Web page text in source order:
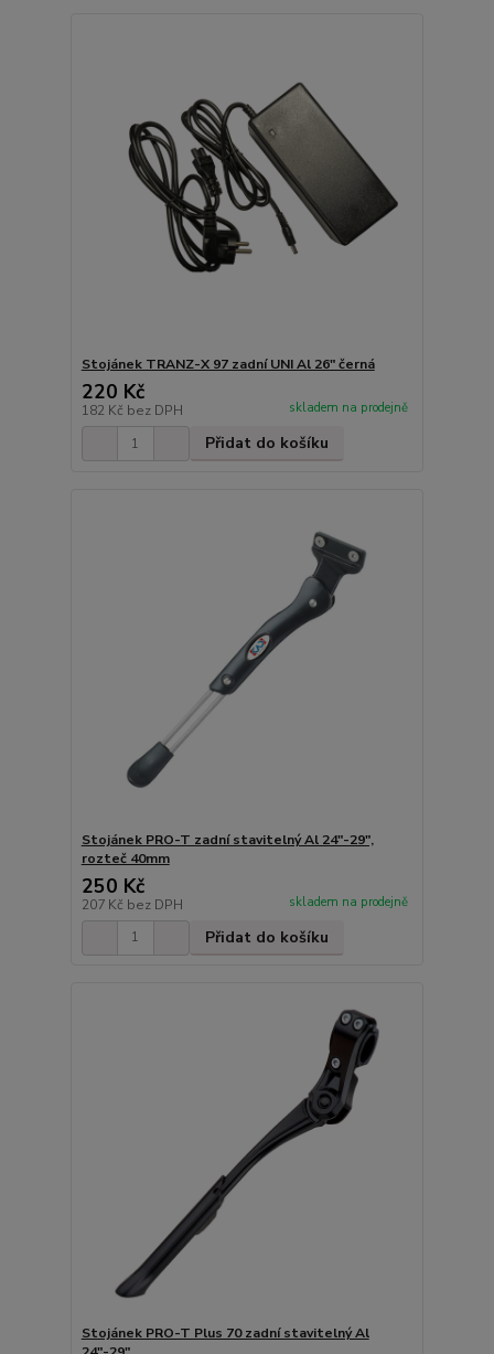
Stojánek TRANZ-X 97 zadní UNI Al 26" černá
220 Kč
182 Kč bez DPH skladem na prodejně
Přidat do košíku
Stojánek PRO-T zadní stavitelný Al 24"-29",
rozteč 40mm
250 Kč
207 Kč bez DPH skladem na prodejně
Přidat do košíku
Stojánek PRO-T Plus 70 zadní stavitelný Al